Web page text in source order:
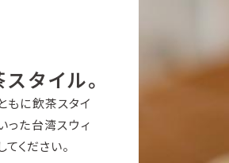
タイル。
もに飲茶スタイ
った台湾スウィ
ください。